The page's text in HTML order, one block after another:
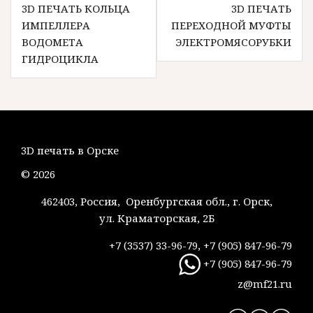
по
записям
3D ПЕЧАТЬ КОЛЬЦА
ИМПЕЛЛЕРА
ВОДОМЕТА
ГИДРОЦИКЛА
3D ПЕЧАТЬ
ПЕРЕХОДНОЙ МУФТЫ
ЭЛЕКТРОМЯСОРУБКИ
3D печать в Орске
© 2026
462403, Россия, Оренбургская обл., г. Орск,
ул. Краматорская, 2Б
+7 (3537) 33-96-79, +7 (905) 847-96-79
+7 (905) 847-96-79
z@mf21.ru